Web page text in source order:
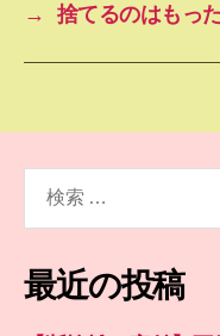
→
捨てるのはもっ
象:
最近の投稿